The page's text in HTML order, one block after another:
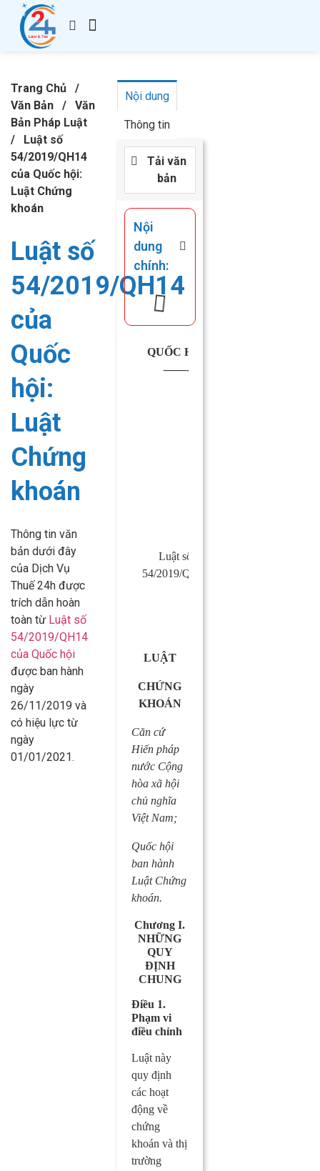
Trang Chủ
/
Văn Bản
/
Văn
Bản Pháp Luật
/
Luật số
54/2019/QH14
của Quốc hội:
Luật Chứng
khoán
Luật số
54/2019/QH14
của
Quốc
hội:
Luật
Chứng
khoán
Thông tin văn
bản dưới đây
của Dịch Vụ
Thuế 24h được
trích dẫn hoàn
toàn từ Luật số
54/2019/QH14
của Quốc hội
được ban hành
ngày
26/11/2019 và
có hiệu lực từ
ngày
01/01/2021.
Nội dung
Thông tin
Tải văn
bản
Nội
dung
chính:
QUỐC HỘI
——-
Luật số:
54/2019/QH14
LUẬT
CHỨNG
KHOÁN
Căn cứ
Hiến pháp
nước Cộng
hòa xã hội
chủ nghĩa
Việt Nam;
Quốc hội
ban hành
Luật Chứng
khoán.
Chương I.
NHỮNG
QUY
ĐỊNH
CHUNG
Điều 1.
Phạm vi
điều chỉnh
Luật này
quy định
các hoạt
động về
chứng
khoán và thị
trường